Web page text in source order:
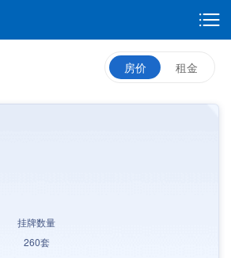
房价 租金
挂牌数量
260套